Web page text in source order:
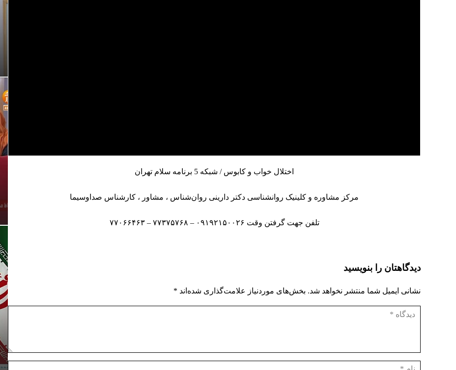
اختلال خواب و کابوس / شبکه 5 برنامه سلام تهران
مرکز مشاوره و کلینیک روانشناسی دکتر دارینی روان‌شناس ، مشاور ، کارشناس صداوسیما
تلفن جهت گرفتن وقت ۰۹۱۹۲۱۵۰۰۲۶ – ۷۷۳۷۵۷۶۸ – ۷۷۰۶۶۴۶۳
دیدگاهتان را بنویسید
نشانی ایمیل شما منتشر نخواهد شد. بخش‌های موردنیاز علامت‌گذاری شده‌اند *